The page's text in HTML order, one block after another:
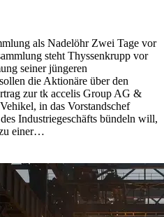
als Nadelöhr Zwei Tage vor
steht Thyssenkrupp vor
seiner jüngeren
die Aktionäre über den
zur tk accelis Group AG &
in das Vorstandschef
Industriegeschäfts bündeln will,
einer…